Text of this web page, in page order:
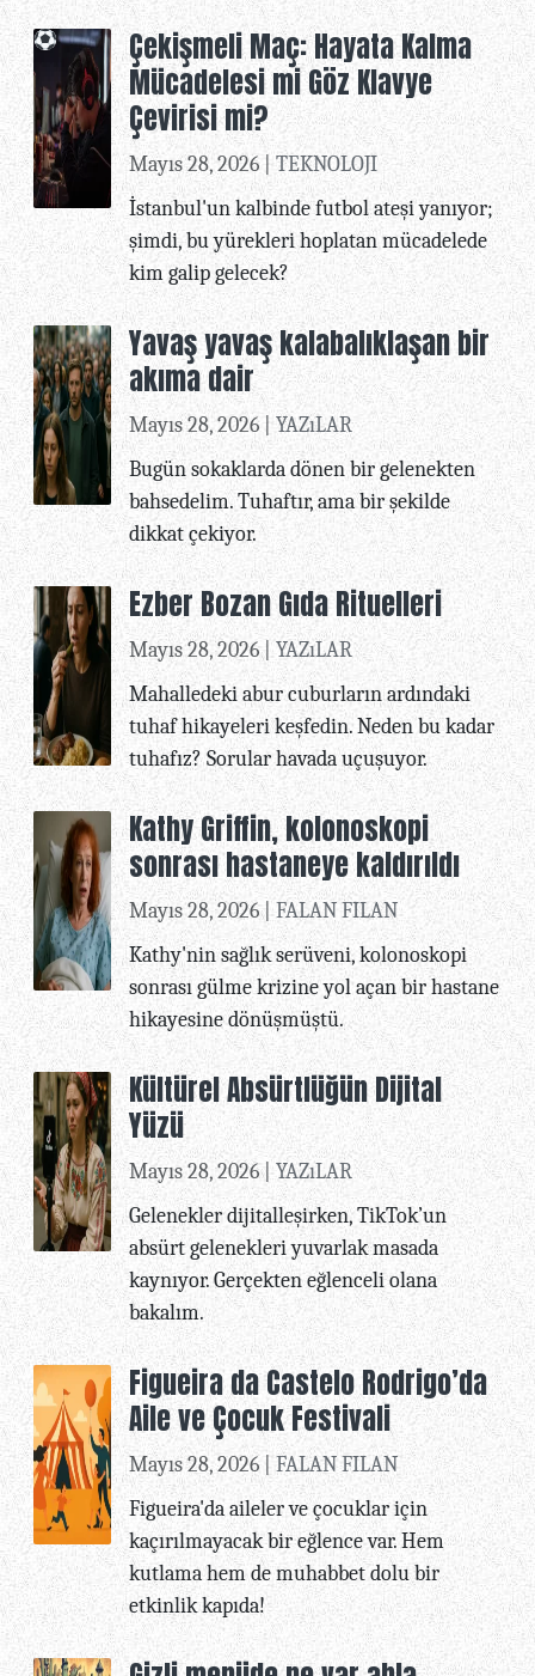
Çekişmeli Maç: Hayata Kalma
Mücadelesi mi Göz Klavye
Çevirisi mi?
Mayıs 28, 2026 |TEKNOLOJI
İstanbul'un kalbinde futbol ateşi yanıyor;
şimdi, bu yürekleri hoplatan mücadelede
kim galip gelecek?
Yavaş yavaş kalabalıklaşan bir
akıma dair
Mayıs 28, 2026 |YAZıLAR
Bugün sokaklarda dönen bir gelenekten
bahsedelim. Tuhaftır, ama bir şekilde
dikkat çekiyor.
Ezber Bozan Gıda Rituelleri
Mayıs 28, 2026 |YAZıLAR
Mahalledeki abur cuburların ardındaki
tuhaf hikayeleri keşfedin. Neden bu kadar
tuhafız? Sorular havada uçuşuyor.
Kathy Griffin, kolonoskopi
sonrası hastaneye kaldırıldı
Mayıs 28, 2026 |FALAN FILAN
Kathy'nin sağlık serüveni, kolonoskopi
sonrası gülme krizine yol açan bir hastane
hikayesine dönüşmüştü.
Kültürel Absürtlüğün Dijital
Yüzü
Mayıs 28, 2026 |YAZıLAR
Gelenekler dijitalleşirken, TikTok’un
absürt gelenekleri yuvarlak masada
kaynıyor. Gerçekten eğlenceli olana
bakalım.
Figueira da Castelo Rodrigo’da
Aile ve Çocuk Festivali
Mayıs 28, 2026 | FALAN FILAN
Figueira'da aileler ve çocuklar için
kaçırılmayacak bir eğlence var. Hem
kutlama hem de muhabbet dolu bir
etkinlik kapıda!